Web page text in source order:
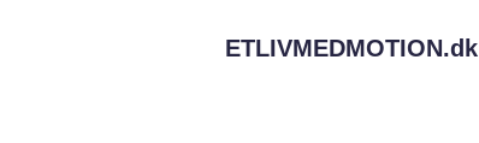
ETLIVMEDMOTION.dk